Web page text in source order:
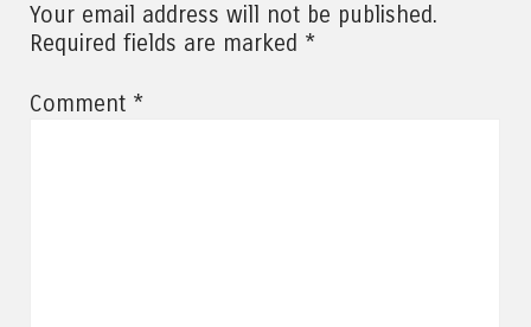
Your email address will not be published.
Required fields are marked *
Comment *